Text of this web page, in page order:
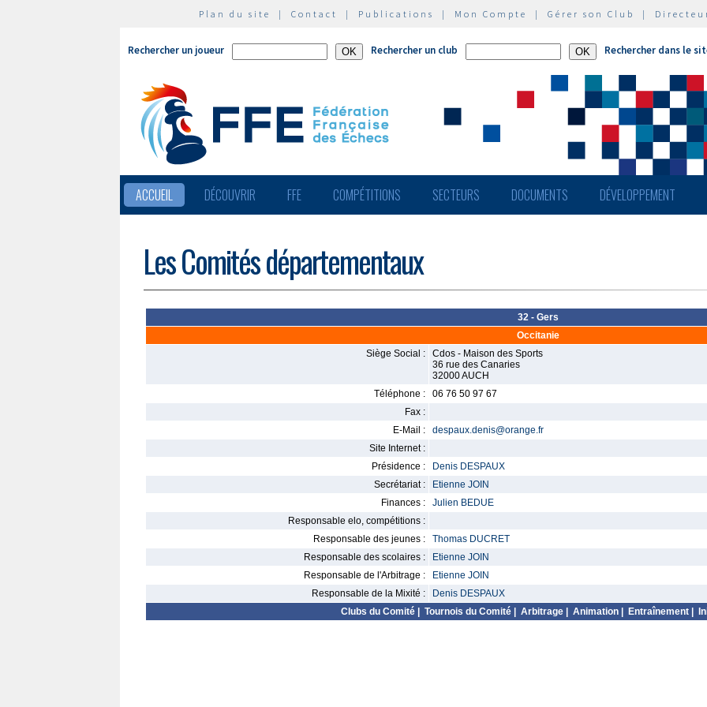
Plan du site | Contact | Publications | Mon Compte | Gérer son Club |
Rechercher un joueur Rechercher un club Rechercher dans le
ACCUEIL DÉCOUVRIR FFE COMPÉTITIONS SECTEURS DOCUMENTS DÉVELOPPEMENT
Les Comités départementaux
32 - Gers
Occitanie
Siège Social :
Cdos - Maison des Sports
36 rue des Canaries
32000 AUCH
Téléphone :
06 76 50 97 67
Fax :
E-Mail :
despaux.denis@orange.fr
Site Internet :
Présidence :
Denis DESPAUX
Secrétariat :
Etienne JOIN
Finances :
Julien BEDUE
Responsable elo, compétitions :
Responsable des jeunes :
Thomas DUCRET
Responsable des scolaires :
Etienne JOIN
Responsable de l'Arbitrage :
Etienne JOIN
Responsable de la Mixité :
Denis DESPAUX
Clubs du Comité| Tournois du Comité| Arbitrage| Animation| Entraînement|